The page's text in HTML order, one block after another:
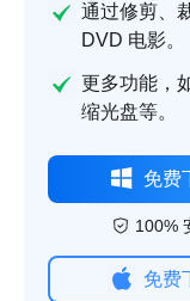
通过修剪、
DVD 电影。
更多功能，
缩光盘等。
免费
100%
免费